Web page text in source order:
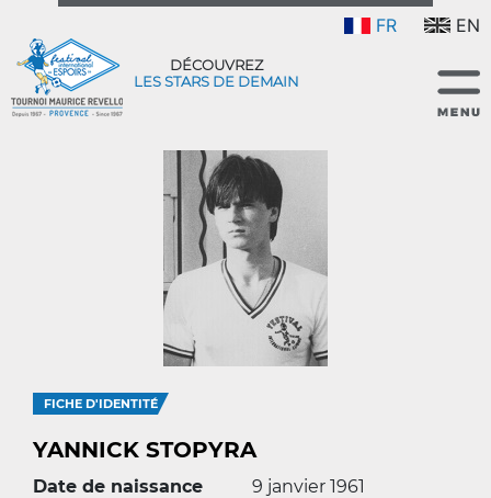
FR EN
DÉCOUVREZ
LES STARS DE DEMAIN
FICHE D'IDENTITÉ
YANNICK STOPYRA
Date de naissance
9 janvier 1961